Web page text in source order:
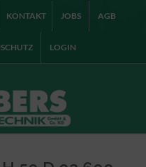
KONTAKT JOBS AGB
LOGIN